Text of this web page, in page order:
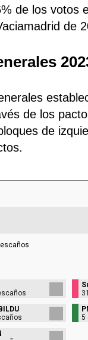
de los votos
de
de los
de
escaños
5